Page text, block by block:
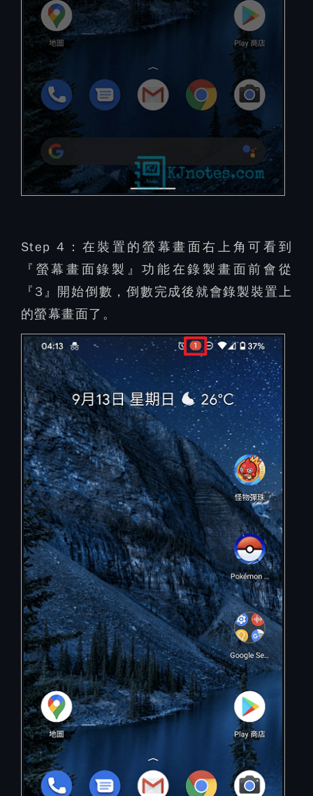
Step 4： 在裝置的螢幕畫面右上角可看到
『螢幕畫面錄製』功能在錄製畫面前會從
『3』開始倒數，倒數完成後就會錄製裝置上
的螢幕畫面了。